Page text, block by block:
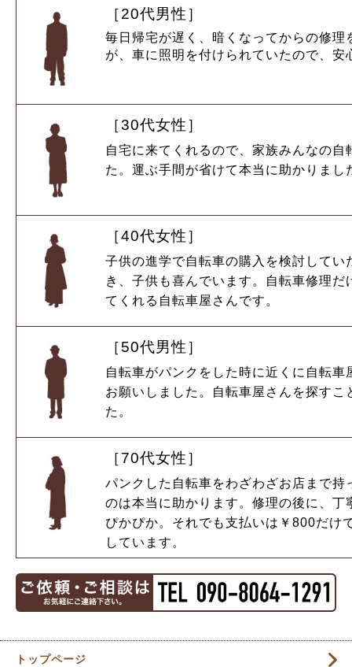
［20代男性］
毎日帰宅が遅く、暗くなってからの修理
が、車に照明を付けられていたので、安
［30代女性］
自宅に来てくれるので、家族みんなの
た。運ぶ手間が省けて本当に助かりまし
［40代女性］
子供の進学で自転車の購入を検討して
き、子供も喜んでいます。自転車修理
てくれる自転車屋さんです。
［50代男性］
自転車がパンクをした時に近くに自転
お願いしました。自転車屋さんを探す
た。
［70代女性］
パンクした自転車をわざわざお店まで
のは本当に助かります。修理の後に、
ぴかぴか。それでも支払いは￥800だけ
しています。
トップページ